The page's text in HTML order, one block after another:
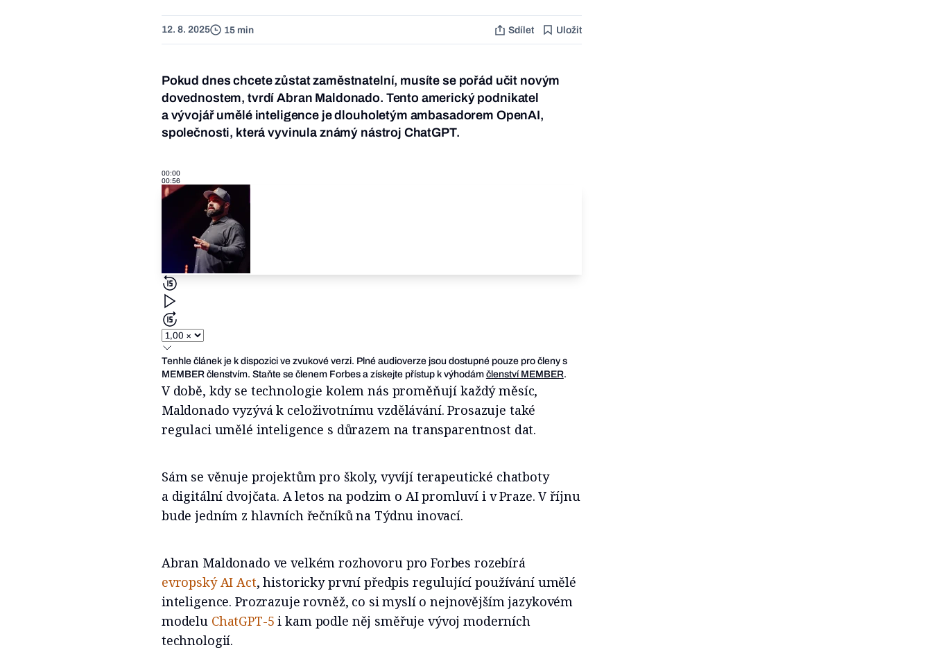
12. 8. 2025 15 min Sdílet Uložit
Pokud dnes chcete zůstat zaměstnatelní, musíte se pořád učit novým
dovednostem, tvrdí Abran Maldonado. Tento americký podnikatel
a vývojář umělé inteligence je dlouholetým ambasadorem OpenAI,
společnosti, která vyvinula známý nástroj ChatGPT.
00:00
00:56
Tenhle článek je k dispozici ve zvukové verzi. Plné audioverze jsou dostupné pouze pro členy s
MEMBER členstvím. Staňte se členem Forbes a získejte přístup k výhodám členství MEMBER.
V době, kdy se technologie kolem nás proměňují každý měsíc,
Maldonado vyzývá k celoživotnímu vzdělávání. Prosazuje také
regulaci umělé inteligence s důrazem na transparentnost dat.
Sám se věnuje projektům pro školy, vyvíjí terapeutické chatboty
a digitální dvojčata. A letos na podzim o AI promluví i v Praze. V říjnu
bude jedním z hlavních řečníků na Týdnu inovací.
Abran Maldonado ve velkém rozhovoru pro Forbes rozebírá
evropský AI Act, historicky první předpis regulující používání umělé
inteligence. Prozrazuje rovněž, co si myslí o nejnovějším jazykovém
modelu ChatGPT-5 i kam podle něj směřuje vývoj moderních
technologií.